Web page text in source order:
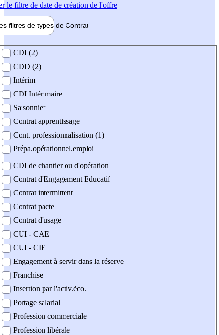
le filtre de date de création de l'offre
filtres de types de Contrat
contrat
CDI (2)
CDD (2)
Intérim
CDI Intérimaire
Saisonnier
Contrat apprentissage
Cont. professionnalisation (1)
Prépa.opérationnel.emploi
CDI de chantier ou d'opération
Contrat d'Engagement Educatif
Contrat intermittent
Contrat pacte
Contrat d'usage
CUI - CAE
CUI - CIE
Engagement à servir dans la réserve
Franchise
Insertion par l'activ.éco.
Portage salarial
Profession commerciale
Profession libérale